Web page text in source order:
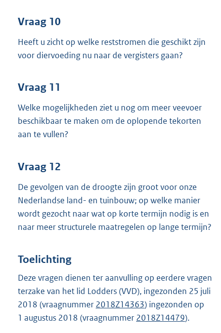
Vraag 10
Heeft u zicht op welke reststromen die geschikt zijn
voor diervoeding nu naar de vergisters gaan?
Vraag 11
Welke mogelijkheden ziet u nog om meer veevoer
beschikbaar te maken om de oplopende tekorten
aan te vullen?
Vraag 12
De gevolgen van de droogte zijn groot voor onze
Nederlandse land- en tuinbouw; op welke manier
wordt gezocht naar wat op korte termijn nodig is en
naar meer structurele maatregelen op lange termijn?
Toelichting
Deze vragen dienen ter aanvulling op eerdere vragen
terzake van het lid Lodders (VVD), ingezonden 25 juli
2018 (vraagnummer 2018Z14363) ingezonden op
1 augustus 2018 (vraagnummer 2018Z14479).